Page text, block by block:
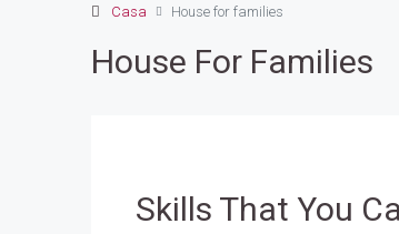
Casa House for families
House For Families
Skills That You